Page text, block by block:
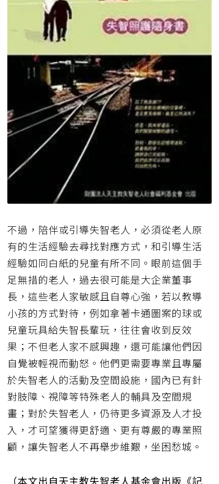
不過，陪伴或引導失智老人，必須從老人原
有的生活經驗去尋找對應方式，和引導生活
經驗如同白紙的兒童有所不同。眼前這個手
足無措的老人，過去很可能是大企業董事
長，這些老人家敏感且自尊心強，若以教導
小孩的方式對待，例如拿著卡通圖案的球或
兒童玩具給失智長輩玩，往往會收到反效
果；不但老人家不感興趣，還可能讓他們因
自覺被輕視而動怒。他們更需要專業且專屬
於失智老人的活動及空間設施，國內已有針
對肢障、視障等特殊老人的輔具及空間規
畫；對於失智老人，仍待更多資源及人才投
入，才可望獲得更舒適、更有尊嚴的專業照
顧，讓失智老人不再舉步維艱，坐困愁城。
（本文出自天主教失智老人基金會出版《記